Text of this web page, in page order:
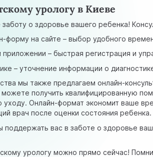
урологу в Киеве
о здоровье вашего ребенка!
форму на сайте – выбор удобного
– быстрая регистрация и
– уточнение информации о
мы также предлагаем онлайн-
получить квалифицированную
уходу. Онлайн-формат экономит ваше
врач после оценки состояния ребенка.
поддержать вас в заботе о здоровье
урологу можно прямо сейчас!